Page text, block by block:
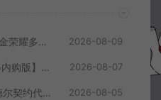
卡牌回合手游【火影忍者-黑金荣耀多区跨服平台币内购版】8月最新整理Linux手工服务端+CDK授权后台+安卓+详细搭建教程+视频教程 2026-08-09
三网H5游戏【九州长生衍H5内购版】8月最新整理Linux手工服务端+管理后台+GM授权后台+简易安卓客户端+详细搭建教程+视频教程 2026-08-07
AFK卡牌即时对战手游【加德尔契约代金券内购修复版】8月最新整理Linux手工服务端+前后端全套源码+CDK授权后台+安卓苹果双端+详细搭建教程+视频教程 2026-08-05